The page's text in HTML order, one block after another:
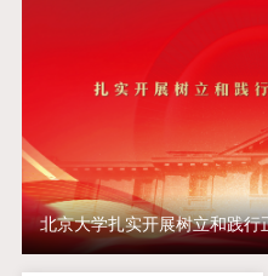
北京大学扎实开展树立和践行